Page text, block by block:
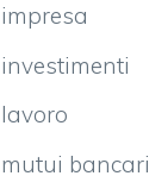
impresa
investimenti
lavoro
mutui bancari